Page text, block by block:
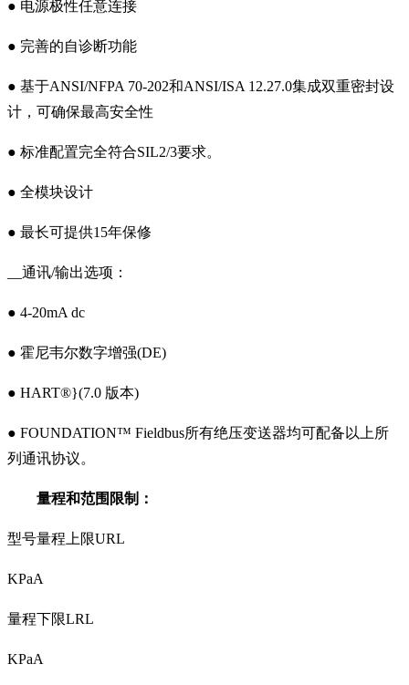
● 电源极性任意连接
● 完善的自诊断功能
● 基于ANSI/NFPA 70-202和ANSI/ISA 12.27.0集成双重密封设
计，可确保最高安全性
● 标准配置完全符合SIL2/3要求。
● 全模块设计
● 最长可提供15年保修
__通讯/输出选项：
● 4-20mA dc
● 霍尼韦尔数字增强(DE)
● HART®}(7.0 版本)
● FOUNDATION™ Fieldbus所有绝压变送器均可配备以上所
列通讯协议。
量程和范围限制：
型号量程上限URL
KPaA
量程下限LRL
KPaA